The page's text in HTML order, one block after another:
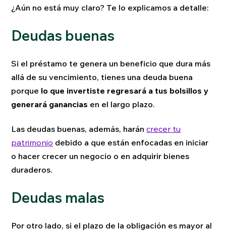
¿Aún no está muy claro? Te lo explicamos a detalle:
Deudas buenas
Si el préstamo te genera un beneficio que dura más
allá de su vencimiento, tienes una deuda buena
porque lo que invertiste regresará a tus bolsillos y
generará ganancias en el largo plazo.
Las deudas buenas, además, harán crecer tu
patrimonio debido a que están enfocadas en iniciar
o hacer crecer un negocio o en adquirir bienes
duraderos.
Deudas malas
Por otro lado, si el plazo de la obligación es mayor al